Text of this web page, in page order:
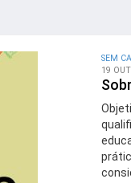
SEM
19